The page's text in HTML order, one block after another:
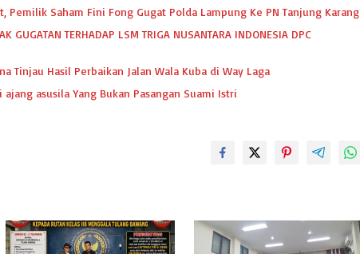
Pemilik Saham Fini Fong Gugat Polda Lampung Ke PN Tanjung Karang
GUGATAN TERHADAP LSM TRIGA NUSANTARA INDONESIA DPC
Tinjau Hasil Perbaikan Jalan Wala Kuba di Way Laga
asusila Yang Bukan Pasangan Suami Istri